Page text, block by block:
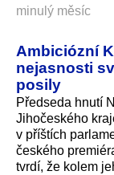
minulý měsíc
Ambiciózní
nejasnosti
posily
Předseda hnutí
Jihočeského
v příštích
českého
tvrdí, že kolem